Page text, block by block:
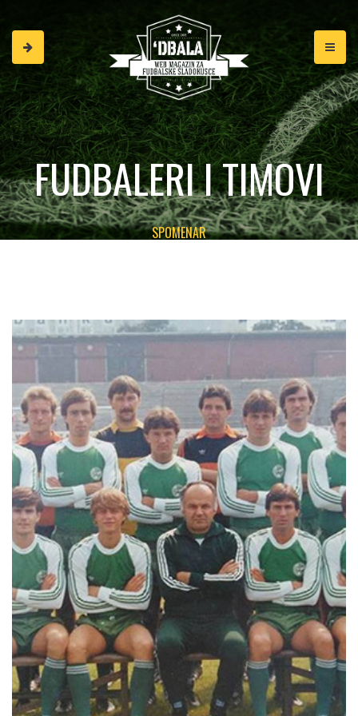
FUDBALERI I TIMOVI
SPOMENAR